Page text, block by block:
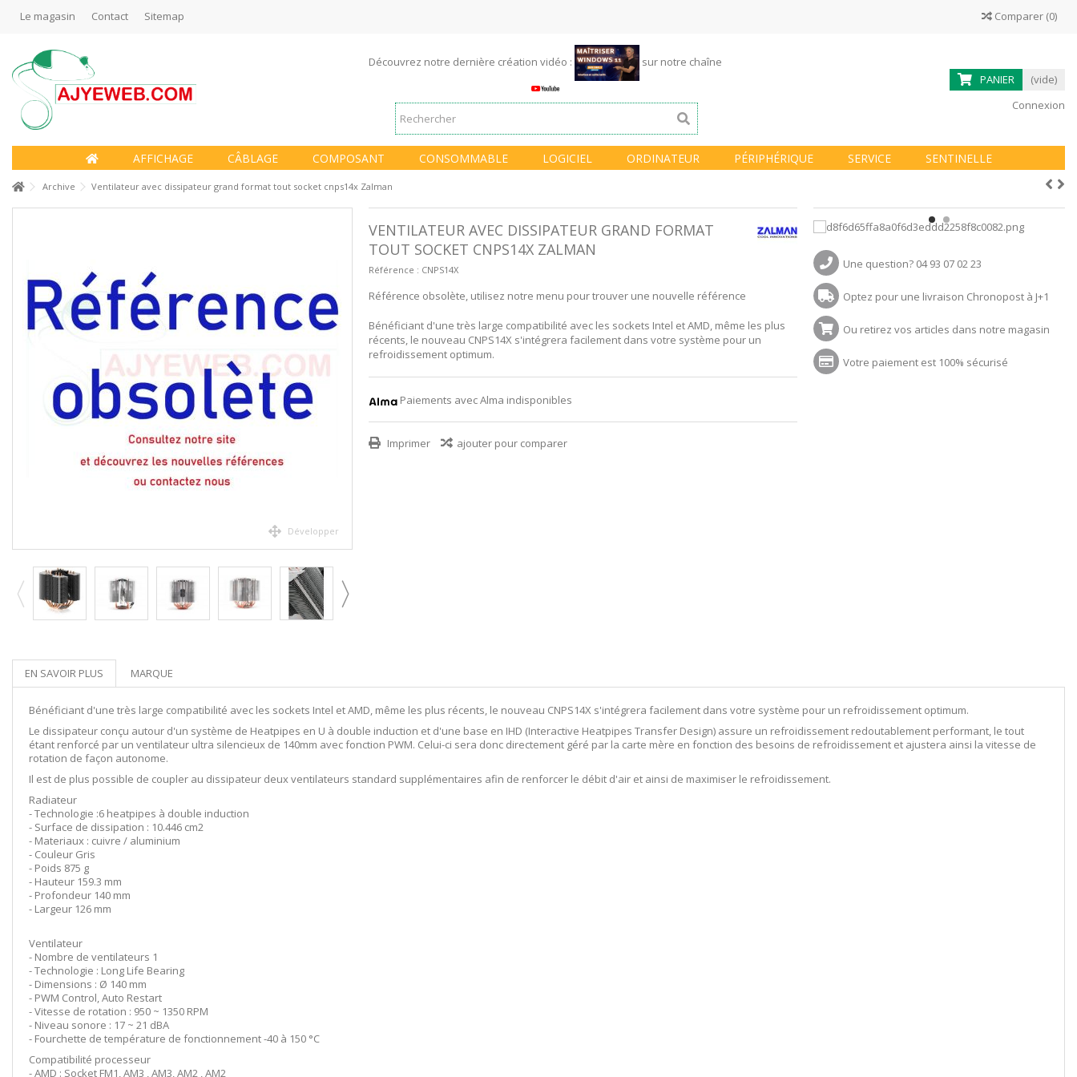
Le magasin Contact Sitemap Comparer (0)
Découvrez notre dernière création vidéo :
sur notre chaîne
PANIER
(vide)
Connexion
AFFICHAGE CÂBLAGE COMPOSANT CONSOMMABLE LOGICIEL ORDINATEUR PÉRIPHÉRIQUE SERVICE SENTINELLE
Archive Ventilateur avec dissipateur grand format tout socket cnps14x Zalman
Développer
VENTILATEUR AVEC DISSIPATEUR GRAND FORMAT
TOUT SOCKET CNPS14X ZALMAN
Référence : CNPS14X
Référence obsolète, utilisez notre menu pour trouver une nouvelle référence
Bénéficiant d'une très large compatibilité avec les sockets Intel et AMD, même les plus
récents, le nouveau CNPS14X s'intégrera facilement dans votre système pour un
refroidissement optimum.
Paiements avec Alma indisponibles
Imprimer ajouter pour comparer
Une question? 04 93 07 02 23
Optez pour une livraison Chronopost à J+1
Ou retirez vos articles dans notre magasin
Votre paiement est 100% sécurisé
EN SAVOIR PLUS MARQUE
Bénéficiant d'une très large compatibilité avec les sockets Intel et AMD, même les plus récents, le nouveau CNPS14X s'intégrera facilement dans votre système pour un refroidissement optimum.
Le dissipateur conçu autour d'un système de Heatpipes en U à double induction et d'une base en IHD (Interactive Heatpipes Transfer Design) assure un refroidissement redoutablement performant, le tout
étant renforcé par un ventilateur ultra silencieux de 140mm avec fonction PWM. Celui-ci sera donc directement géré par la carte mère en fonction des besoins de refroidissement et ajustera ainsi la vitesse de
rotation de façon autonome.
Il est de plus possible de coupler au dissipateur deux ventilateurs standard supplémentaires afin de renforcer le débit d'air et ainsi de maximiser le refroidissement.
Radiateur
- Technologie :6 heatpipes à double induction
- Surface de dissipation : 10.446 cm2
- Materiaux : cuivre / aluminium
- Couleur Gris
- Poids 875 g
- Hauteur 159.3 mm
- Profondeur 140 mm
- Largeur 126 mm
Ventilateur
- Nombre de ventilateurs 1
- Technologie : Long Life Bearing
- Dimensions : Ø 140 mm
- PWM Control, Auto Restart
- Vitesse de rotation : 950 ~ 1350 RPM
- Niveau sonore : 17 ~ 21 dBA
- Fourchette de température de fonctionnement -40 à 150 °C
Compatibilité processeur
- AMD : Socket FM1, AM3 , AM3, AM2 , AM2